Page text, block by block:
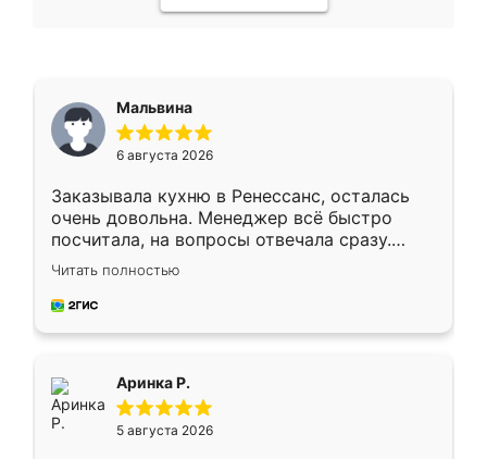
Мальвина
6 августа 2026
Заказывала кухню в Ренессанс, осталась
очень довольна. Менеджер всё быстро
посчитала, на вопросы отвечала сразу.
Замерщик приехал в субботу, подошёл к
делу со всей ответственностью. Собрали
за день, ребята работали аккуратно, даже
Читать полностью
Аринка Р.
5 августа 2026